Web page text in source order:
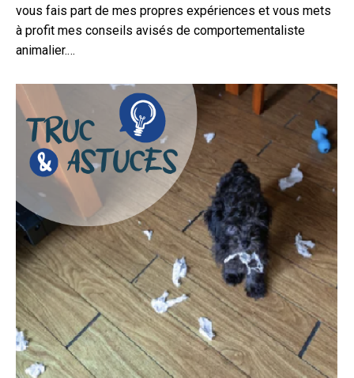
vous fais part de mes propres expériences et vous mets
à profit mes conseils avisés de comportementaliste
animalier.…